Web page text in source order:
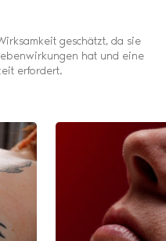
geschätzt, da sie
hat und eine
erfordert.